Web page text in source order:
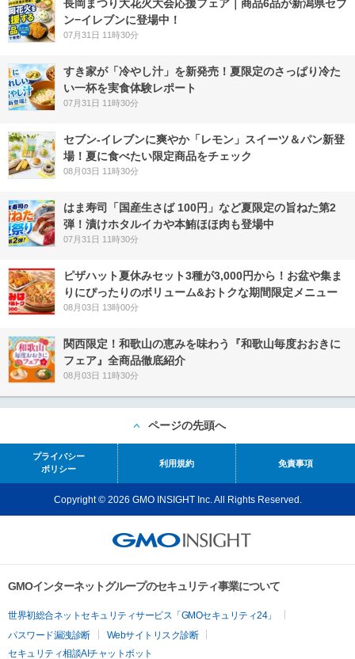
長岡まつり大花火大会応援フェア｜商品6品が新潟県セブ
ン−イレブンに登場中！
07月31日 11時30分
すき家が「冷やし汁」を新発売！夏限定のさっぱり冷た
い一杯を実食体験レポート
07月31日 11時30分
セブン‐イレブンに爽やか「レモン」スイーツ＆パン新登
場！夏に食べたい限定商品をチェック
08月03日 11時30分
はま寿司「国産生さば 100円」など夏限定の旨ねた第2
弾！漬けホタルイカや本鮪ほほ肉も登場中
07月31日 11時30分
ピザハット夏休みセット3種が3,000円から！お盆や集ま
りにぴったりのボリューム&おトクな期間限定メニュー
08月03日 13時00分
関西限定！和歌山の恵みを味わう『和歌山毎度おおきに
フェア』全商品徹底紹介
08月03日 11時30分
ページの先頭へ
プライバシー
ポリシー
利用規約 免責事項
Copyright © 2026 GMO INSIGHT Inc. All Rights Reserved.
GMOインターネットグループのセキュリティ事業について
世界初総合ネットセキュリティサービス「GMOセキュリティ24」
パスワード漏洩診断
Webサイトリスク診断
セキュリティ相談AIチャットボット